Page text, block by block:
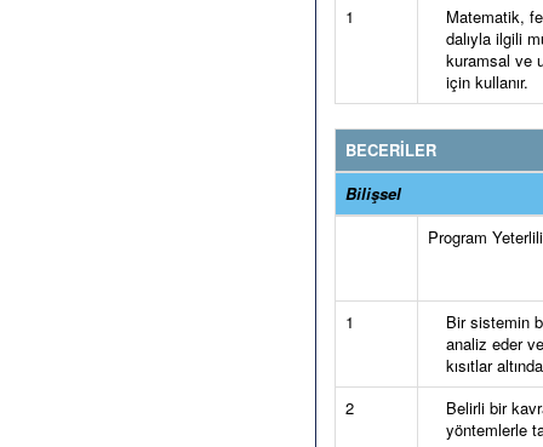
1
Matematik,
dalıyla ilgili
kuramsal ve
için kullanır.
BECERİLER
Bilişsel
Program
1
Bir sistemin
analiz eder
kısıtlar
2
Belirli bir
yöntemlerle